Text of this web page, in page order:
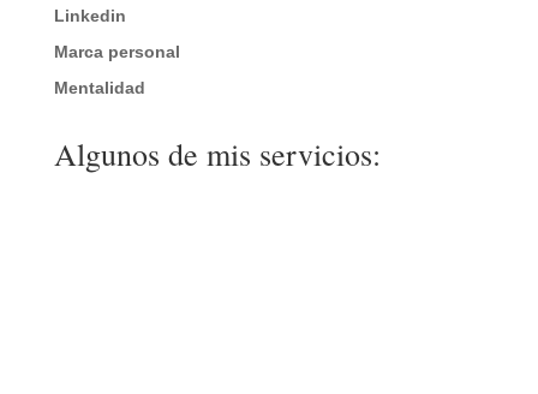
Linkedin
Marca personal
Mentalidad
Algunos de mis servicios: